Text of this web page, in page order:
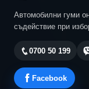
Автомобилни гуми
съдействие при
0700 50 199
Facebook